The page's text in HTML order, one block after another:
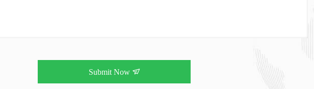
Submit Now